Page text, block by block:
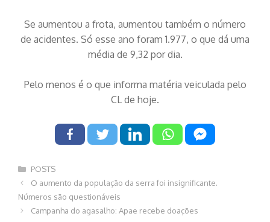
Se aumentou a frota, aumentou também o número
de acidentes. Só esse ano foram 1.977, o que dá uma
média de 9,32 por dia.
Pelo menos é o que informa matéria veiculada pelo
CL de hoje.
Categorias
POSTS
Navegação
de
O aumento da população da serra foi insignificante.
Números são questionáveis
Campanha do agasalho: Apae recebe doações